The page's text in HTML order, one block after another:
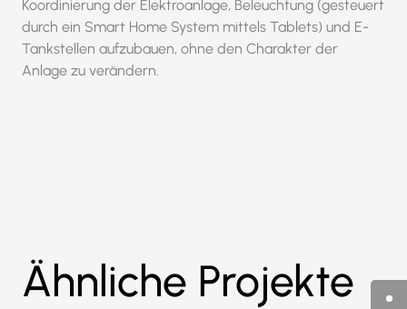
Koordinierung der Elektroanlage, Beleuchtung (gesteuert
durch ein Smart Home System mittels Tablets) und E-
Tankstellen aufzubauen, ohne den Charakter der
Anlage zu verändern.
Ähnliche Projekte